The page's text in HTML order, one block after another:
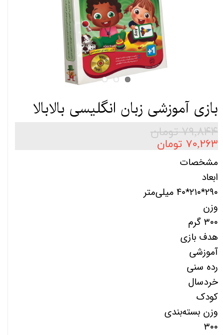
بازی آموزشی زبان انگلیسی بالابالا
۷۹,۸۴۴ تومان
۷۰,۲۶۳ تومان
مشخصات
ابعاد
۲۹۰*۲۱۰*۴۰ میلی‌متر
وزن
۳۰۰ گرم
هدف بازی
آموزشی
رده سنی
خردسال
کودک
وزن بسته‌بندی
۳۰۰